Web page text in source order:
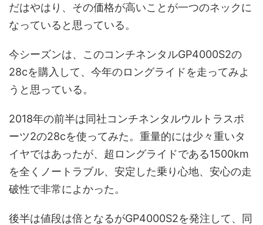
だはやはり、その価格が高いことが一つのネックに
なっていると思っている。
今シーズンは、このコンチネンタルGP4000S2の
28cを購入して、今年のロングライドを走ってみよ
うと思っている。
2018年の前半は同社コンチネンタルウルトラスポ
ーツ2の28cを使ってみた。重量的には少々重いタ
イヤではあったが、超ロングライドである1500km
を全くノートラブル、安定した乗り心地、安心の走
破性で非常によかった。
後半は値段は倍となるがGP4000S2を発注して、同